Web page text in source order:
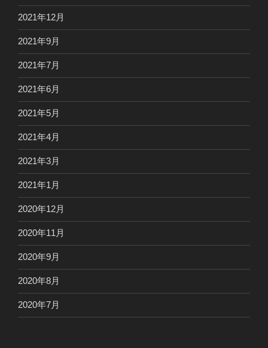
2021年12月
2021年9月
2021年7月
2021年6月
2021年5月
2021年4月
2021年3月
2021年1月
2020年12月
2020年11月
2020年9月
2020年8月
2020年7月